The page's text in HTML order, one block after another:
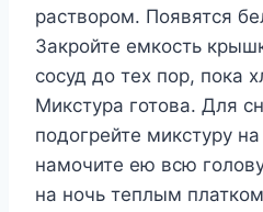
раствором. Появятся
Закройте емкость
сосуд до тех пор, пока
Микстура готова. Для
подогрейте микстуру
намочите ею всю
на ночь теплым